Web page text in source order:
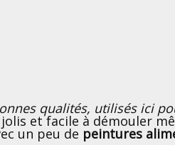
qualités, utilisés ici
et facile à démouler
un peu de peintures